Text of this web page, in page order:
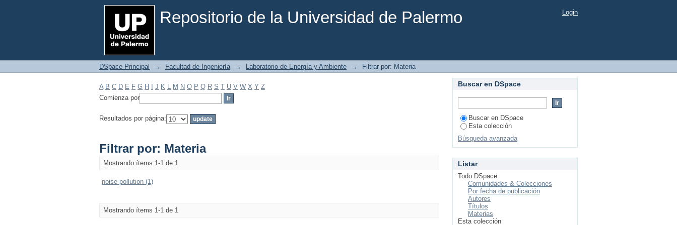
Repositorio de la Universidad de Palermo
Filtrar por: Materia Login
DSpace Principal → Facultad de Ingeniería → Laboratorio de Energía y Ambiente → Filtrar por: Materia
A B C D E F G H J K L M N O P Q R S T U V W X Y Z
Comienza por
Resultados por página:
Filtrar por: Materia
Mostrando ítems 1-1 de 1
noise pollution (1)
Mostrando ítems 1-1 de 1
Buscar en DSpace
Buscar en DSpace
Esta colección
Búsqueda avanzada
Listar
Todo DSpace
Comunidades & Colecciones
Por fecha de publicación
Autores
Títulos
Materias
Esta colección